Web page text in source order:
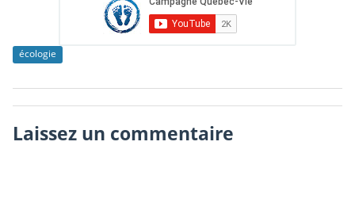
écologie
Laissez un commentaire